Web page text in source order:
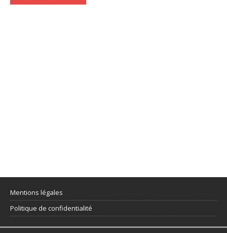
Mentions légales
Politique de confidentialité